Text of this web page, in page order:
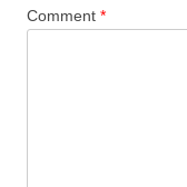
Comment *